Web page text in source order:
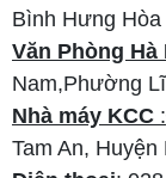
Bình Hưng
Văn Phòng Hà
Nam,Phường
Nhà máy KCC :
Tam An,